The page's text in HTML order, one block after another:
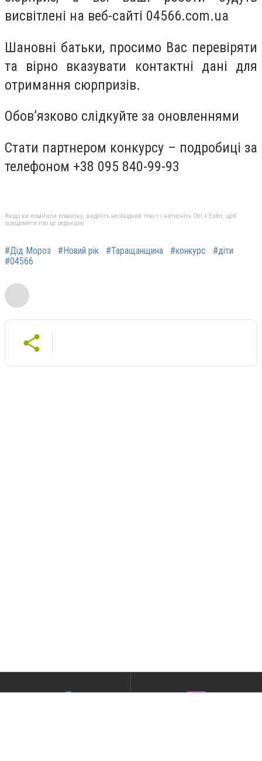
висвітлені на веб-сайті 04566.com.ua
Шановні батьки, просимо Вас перевіряти
та вірно вказувати контактні дані для
отримання сюрпризів.
Обов’язково слідкуйте за оновленнями
Стати партнером конкурсу – подробиці за
телефоном +38 095 840-99-93
Якщо ви помітили помилку, виділіть необхідний текст і натисніть Ctrl + Enter, щоб
повідомити про це редакцію
#Дід Мороз #Новий рік #Таращанщина #конкурс
#діти
#04566